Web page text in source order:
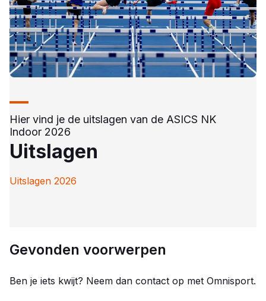
Hier vind je de uitslagen van de ASICS NK
Indoor 2026
Uitslagen
Uitslagen 2026
Gevonden voorwerpen
Ben je iets kwijt? Neem dan contact op met Omnisport.